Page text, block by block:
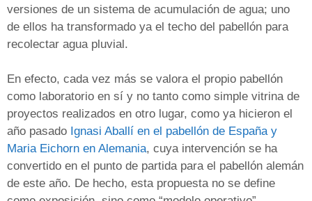
versiones de un sistema de acumulación de agua; uno
de ellos ha transformado ya el techo del pabellón para
recolectar agua pluvial.
En efecto, cada vez más se valora el propio pabellón
como laboratorio en sí y no tanto como simple vitrina de
proyectos realizados en otro lugar, como ya hicieron el
año pasado Ignasi Aballí en el pabellón de España y
Maria Eichorn en Alemania, cuya intervención se ha
convertido en el punto de partida para el pabellón alemán
de este año. De hecho, esta propuesta no se define